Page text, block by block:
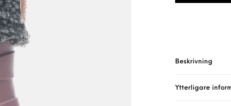
Beskrivning
Ytterligare